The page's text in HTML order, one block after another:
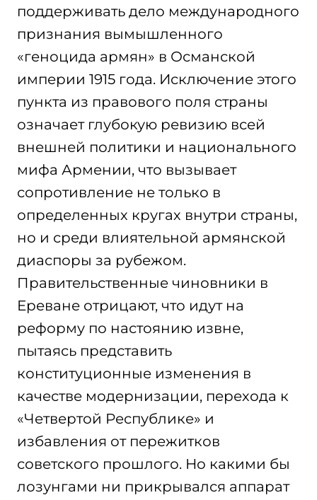
поддерживать дело международного
признания вымышленного
«геноцида армян» в Османской
империи 1915 года. Исключение этого
пункта из правового поля страны
означает глубокую ревизию всей
внешней политики и национального
мифа Армении, что вызывает
сопротивление не только в
определенных кругах внутри страны,
но и среди влиятельной армянской
диаспоры за рубежом.
Правительственные чиновники в
Ереване отрицают, что идут на
реформу по настоянию извне,
пытаясь представить
конституционные изменения в
качестве модернизации, перехода к
«Четвертой Республике» и
избавления от пережитков
советского прошлого. Но какими бы
лозунгами ни прикрывался аппарат